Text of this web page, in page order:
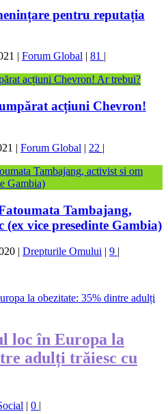
pentru reputația
Forum Global 81
acțiuni Chevron!
| Forum Global | 22 |
Tambajang,
(ex vice presedinte Gambia)
| Drepturile Omului | 9 |
loc în Europa la
adulți trăiesc cu
| 0 |